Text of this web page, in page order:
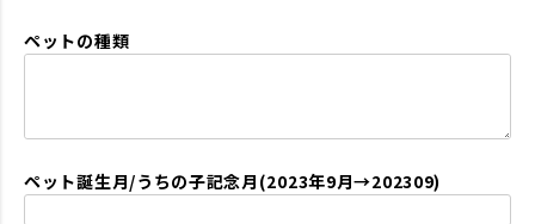
ペットの種類
ペット誕生月/うちの子記念月(2023年9月→202309)